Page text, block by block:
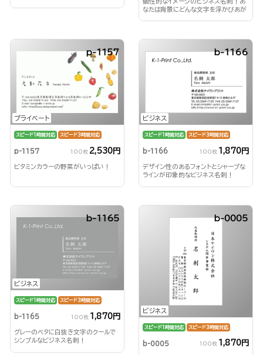
個性的なイメージのビジネス名刺！あ
なたは背景にどんな文字を浮かびあが
プライベート
p-1157
スピード1時間対応 スピード3時間対応
p-1157 100枚 2,530円
ビタミンカラーの野菜がいっぱい！
ビジネス
b-1166
スピード1時間対応 スピード3時間対応
b-1166 100枚 1,870円
デザイン性のあるフォントとシャープな
ラインが印象的なビジネス名刺！
ビジネス
b-1165
スピード1時間対応 スピード3時間対応
b-1165 100枚 1,870円
グレーのベタに白抜き文字のクールで
シンプルなビジネス名刺！
ビジネス
b-0005
スピード1時間対応 スピード3時間対応
b-0005 100枚 1,870円